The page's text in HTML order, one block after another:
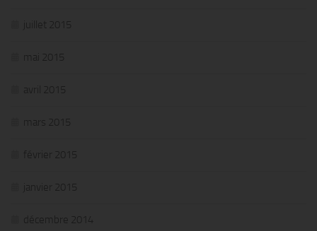
juillet 2015
mai 2015
avril 2015
mars 2015
février 2015
janvier 2015
décembre 2014